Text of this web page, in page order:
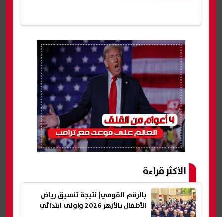
الأكثر قراءة
بالرقم القومي| نتيجة تنسيق رياض
الأطفال بالأزهر 2026 واولى ابتدائي